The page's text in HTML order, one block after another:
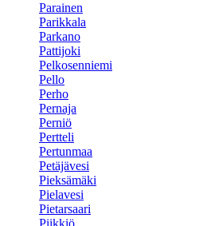
Parainen
Parikkala
Parkano
Pattijoki
Pelkosenniemi
Pello
Perho
Pernaja
Perniö
Pertteli
Pertunmaa
Petäjävesi
Pieksämäki
Pielavesi
Pietarsaari